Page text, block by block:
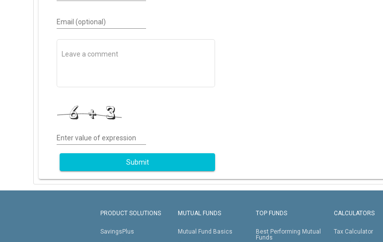
Email (optional)
Enter value of expression
Submit
PRODUCT SOLUTIONS
SavingsPlus
MUTUAL FUNDS
Mutual Fund Basics
TOP FUNDS
Best Performing Mutual
Funds
CALCULATORS
Tax Calculator